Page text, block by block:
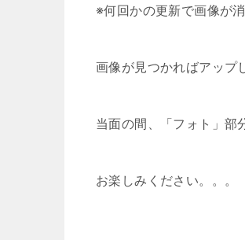
※何回かの更新で画像が
画像が見つかればアップ
当面の間、「フォト」部
お楽しみください。。。